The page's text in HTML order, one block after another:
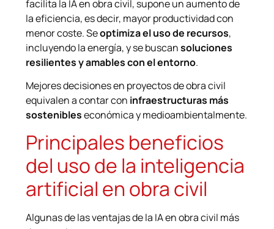
facilita la IA en obra civil, supone un aumento de
la eficiencia, es decir, mayor productividad con
menor coste. Seoptimiza el uso de recursos,
incluyendo la energía, y se buscansoluciones
resilientes y amables con el entorno.
Mejores decisiones en proyectos de obra civil
equivalen a contar con infraestructuras más
sostenibleseconómica y medioambientalmente.
Principales beneficios
del uso de la inteligencia
artificial en obra civil
Algunas de las ventajas de la IA en obra civil más